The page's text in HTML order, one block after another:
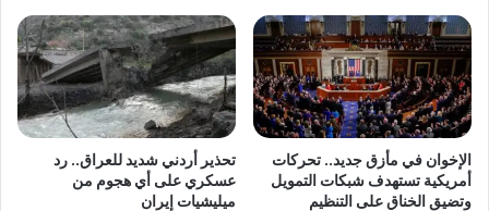
الإخوان في مأزق جديد.. تحركات
أمريكية تستهدف شبكات التمويل
وتضيق الخناق على التنظيم
تحذير أردني شديد للعراق.. رد
عسكري على أي هجوم من
ميليشيات إيران